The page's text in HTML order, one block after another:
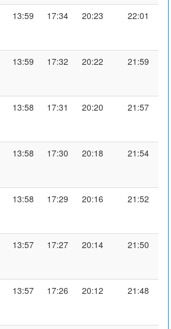
13:59 17:34 20:23 22:01
13:59 17:32 20:22 21:59
13:58 17:31 20:20 21:57
13:58 17:30 20:18 21:54
13:58 17:29 20:16 21:52
13:57 17:27 20:14 21:50
13:57 17:26 20:12 21:48